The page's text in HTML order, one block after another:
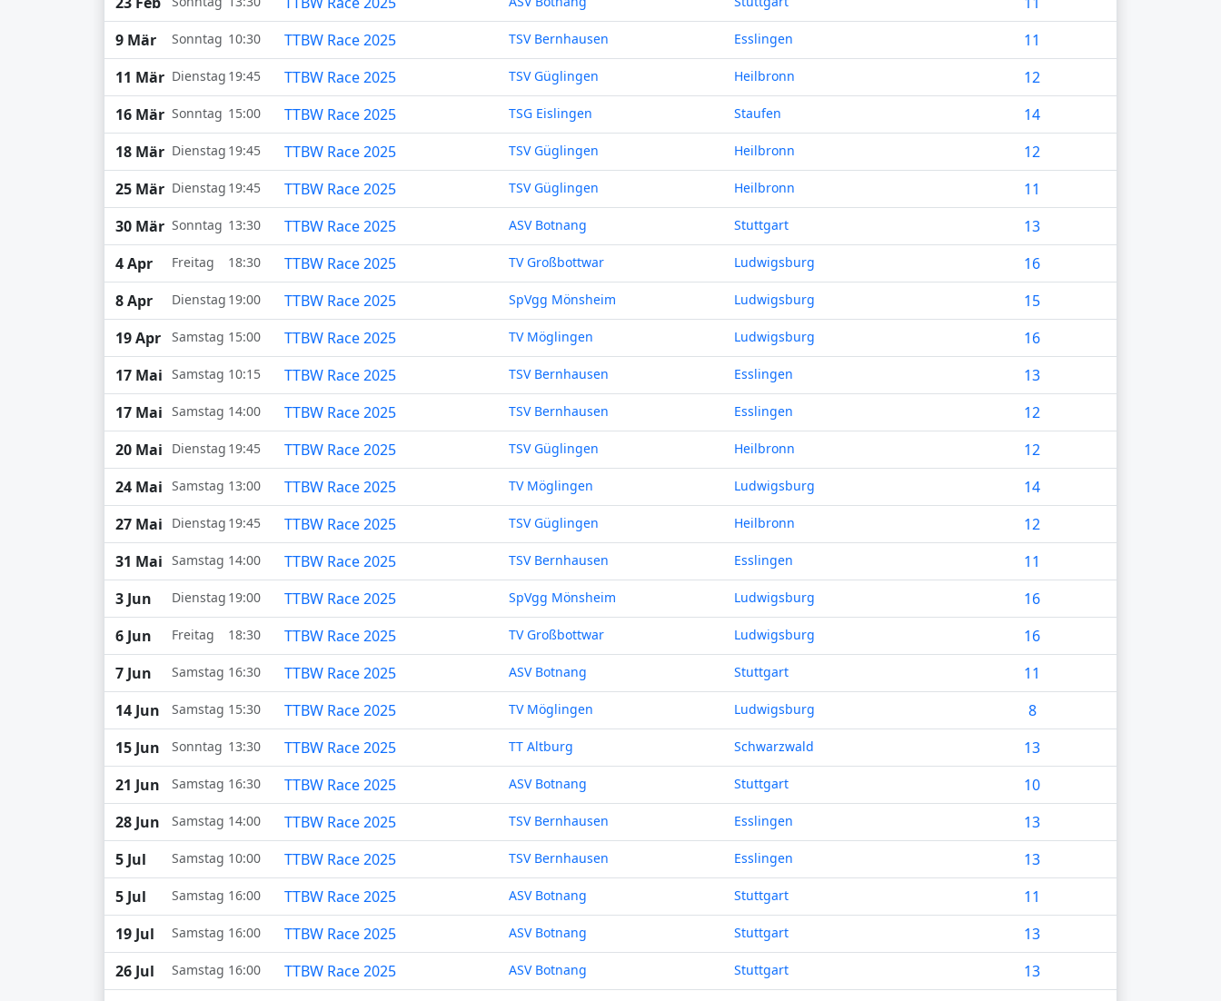
9 Mär
Sonntag 10:30 TTBW Race 2025 TSV Bernhausen Esslingen
11
11 Mär Dienstag 19:45 TTBW Race 2025 TSV Güglingen Heilbronn
12
16 Mär Sonntag 15:00 TTBW Race 2025 TSG Eislingen Staufen
14
18 Mär Dienstag 19:45 TTBW Race 2025 TSV Güglingen Heilbronn
12
25 Mär Dienstag 19:45 TTBW Race 2025 TSV Güglingen Heilbronn
11
30 Mär Sonntag 13:30 TTBW Race 2025 ASV Botnang Stuttgart
13
4 Apr
Freitag 18:30 TTBW Race 2025 TV Großbottwar Ludwigsburg
16
8 Apr
Dienstag 19:00 TTBW Race 2025 SpVgg Mönsheim Ludwigsburg
15
19 Apr
Samstag 15:00 TTBW Race 2025 TV Möglingen Ludwigsburg
16
17 Mai Samstag 10:15 TTBW Race 2025 TSV Bernhausen Esslingen
13
17 Mai Samstag 14:00 TTBW Race 2025 TSV Bernhausen Esslingen
12
20 Mai
Dienstag 19:45 TTBW Race 2025 TSV Güglingen Heilbronn
12
24 Mai Samstag 13:00 TTBW Race 2025 TV Möglingen Ludwigsburg
14
27 Mai
Dienstag 19:45 TTBW Race 2025 TSV Güglingen Heilbronn
12
31 Mai Samstag 14:00 TTBW Race 2025 TSV Bernhausen Esslingen
11
3 Jun
Dienstag 19:00 TTBW Race 2025 SpVgg Mönsheim Ludwigsburg
16
6 Jun
Freitag 18:30 TTBW Race 2025 TV Großbottwar Ludwigsburg
16
7 Jun
Samstag 16:30 TTBW Race 2025 ASV Botnang Stuttgart
11
14 Jun
Samstag 15:30 TTBW Race 2025 TV Möglingen Ludwigsburg
8
15 Jun
Sonntag 13:30 TTBW Race 2025 TT Altburg Schwarzwald
13
21 Jun
Samstag 16:30 TTBW Race 2025 ASV Botnang Stuttgart
10
28 Jun
Samstag 14:00 TTBW Race 2025 TSV Bernhausen Esslingen
13
5 Jul
Samstag 10:00 TTBW Race 2025 TSV Bernhausen Esslingen
13
5 Jul
Samstag 16:00 TTBW Race 2025 ASV Botnang Stuttgart
11
19 Jul
Samstag 16:00 TTBW Race 2025 ASV Botnang Stuttgart
13
26 Jul
Samstag 16:00 TTBW Race 2025 ASV Botnang Stuttgart
13